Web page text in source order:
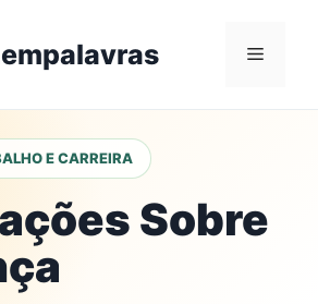
Menu
E CARREIRA
Sobre